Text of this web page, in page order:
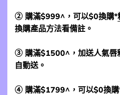
② 購滿$999^，可以$0換購*
換購產品方法看備註。
③ 購滿$1500^，加送人氣唇
自動送。
④ 購滿$1799^，可以$0換